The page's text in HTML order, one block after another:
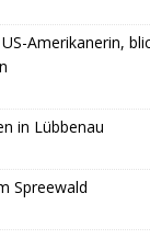
Amerikanerin,
in Lübbenau
Spreewald